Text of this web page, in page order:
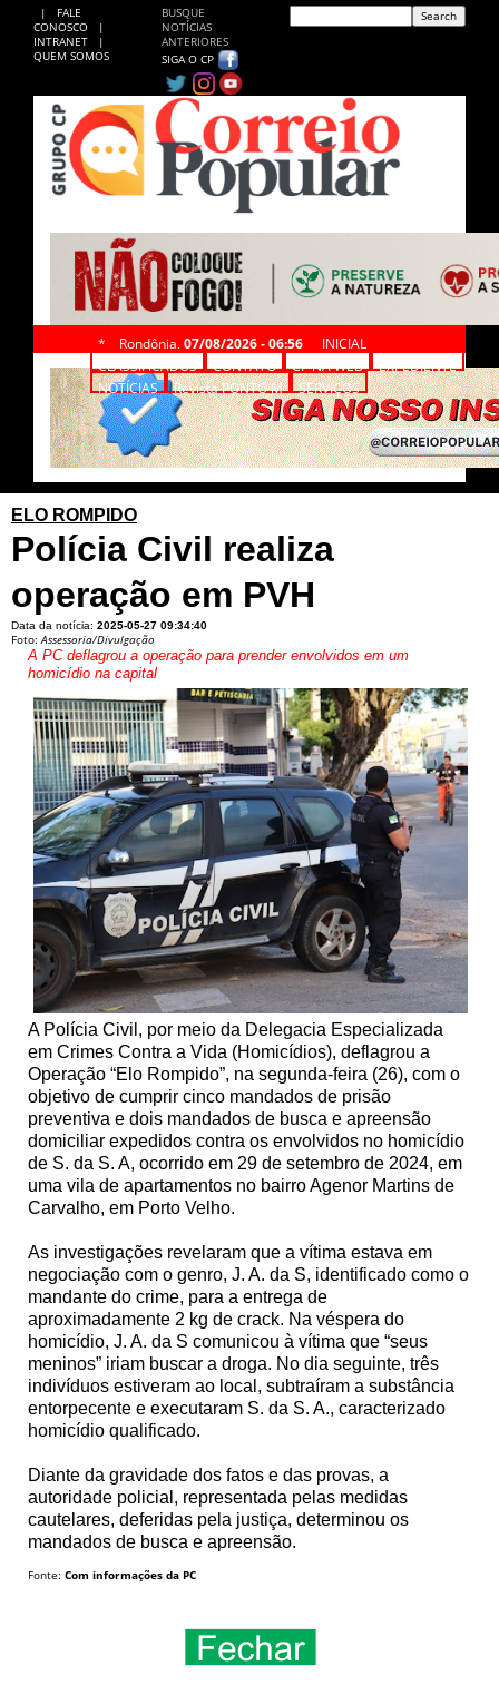
|
FALE
CONOSCO
|
INTRANET
|
QUEM SOMOS
BUSQUE
NOTÍCIAS
ANTERIORES
SIGA O CP
* Rondônia, 07/08/2026 - 06:56
INICIAL
CLASSIFICADOS
CONTATO CP NA WEB
EXPEDIENTE
NOTÍCIAS
Revista PONTO M SERVIÇOS
ELO ROMPIDO
Polícia Civil realiza
operação em PVH
Data da notícia: 2025-05-27 09:34:40
Foto:Assessoria/Divulgação
A PC deflagrou a operação para prender envolvidos em um
homicídio na capital
A Polícia Civil, por meio da Delegacia Especializada
em Crimes Contra a Vida (Homicídios), deflagrou a
Operação “Elo Rompido”, na segunda-feira (26), com o
objetivo de cumprir cinco mandados de prisão
preventiva e dois mandados de busca e apreensão
domiciliar expedidos contra os envolvidos no homicídio
de S. da S. A, ocorrido em 29 de setembro de 2024, em
uma vila de apartamentos no bairro Agenor Martins de
Carvalho, em Porto Velho.
As investigações revelaram que a vítima estava em
negociação com o genro, J. A. da S, identificado como o
mandante do crime, para a entrega de
aproximadamente 2 kg de crack. Na véspera do
homicídio, J. A. da S comunicou à vítima que “seus
meninos” iriam buscar a droga. No dia seguinte, três
indivíduos estiveram ao local, subtraíram a substância
entorpecente e executaram S. da S. A., caracterizado
homicídio qualificado.
Diante da gravidade dos fatos e das provas, a
autoridade policial, representada pelas medidas
cautelares, deferidas pela justiça, determinou os
mandados de busca e apreensão.
Fonte: Com informações da PC